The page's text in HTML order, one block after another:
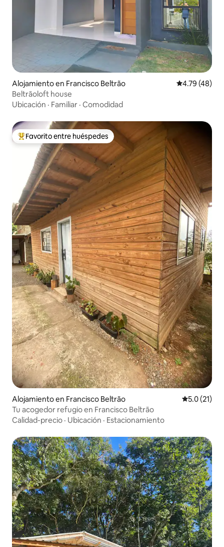
Alojamiento en Francisco Beltrão Calificación
4.79 (48)
Beltrãoloft house
Ubicación · Familiar · Comodidad
Favorito entre huéspedes preferido
Favorito entre huéspedes
Alojamiento en Francisco Beltrão Calificación
5.0 (21)
Tu acogedor refugio en Francisco Beltrão
Calidad-precio · Ubicación · Estacionamiento